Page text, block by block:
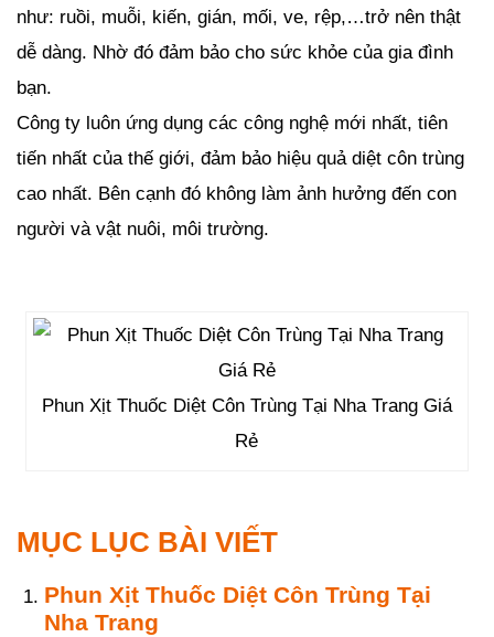
như: ruồi, muỗi, kiến, gián, mối, ve, rệp,…trở nên thật
dễ dàng. Nhờ đó đảm bảo cho sức khỏe của gia đình
bạn.
Công ty luôn ứng dụng các công nghệ mới nhất, tiên
tiến nhất của thế giới, đảm bảo hiệu quả diệt côn trùng
cao nhất. Bên cạnh đó không làm ảnh hưởng đến con
người và vật nuôi, môi trường.
Phun Xịt Thuốc Diệt Côn Trùng Tại Nha Trang Giá
Rẻ
MỤC LỤC BÀI VIẾT
Phun Xịt Thuốc Diệt Côn Trùng Tại
Nha Trang